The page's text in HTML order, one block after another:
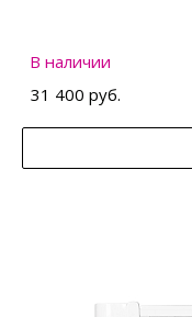
В наличии
31 400 руб.